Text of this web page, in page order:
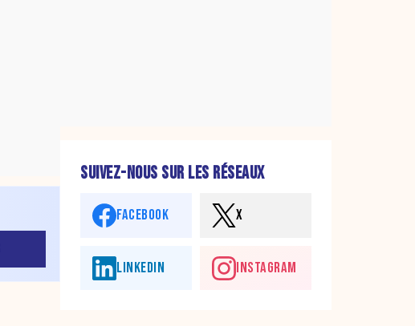
SUIVEZ-NOUS SUR LES RÉSEAUX
FACEBOOK X
LINKEDIN INSTAGRAM